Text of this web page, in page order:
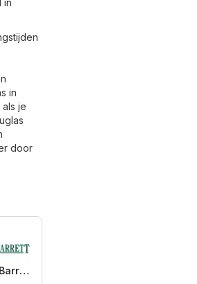
in
in
je
door
Holland & Barrett